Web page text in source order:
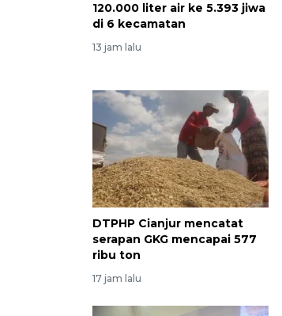
120.000 liter air ke 5.393 jiwa
di 6 kecamatan
13 jam lalu
DTPHP Cianjur mencatat
serapan GKG mencapai 577
ribu ton
17 jam lalu